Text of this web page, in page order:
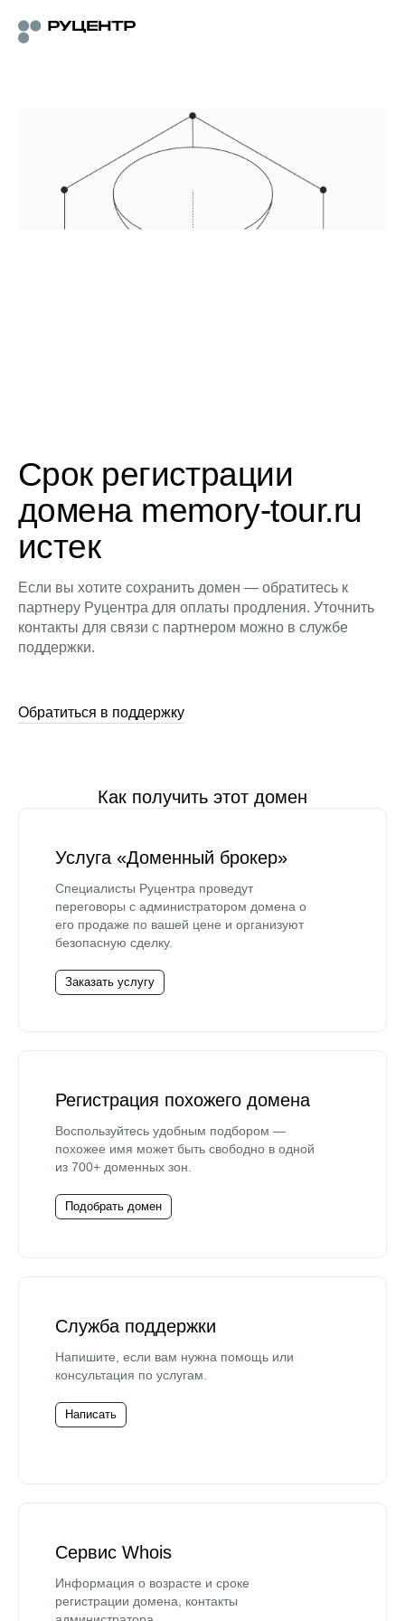
Срок регистрации
домена memory-tour.ru
истек
Если вы хотите сохранить домен — обратитесь к
партнеру Руцентра для оплаты продления. Уточнить
контакты для связи с партнером можно в службе
поддержки.
Обратиться в поддержку
Как получить этот домен
Услуга «Доменный брокер»
Специалисты Руцентра проведут
переговоры с администратором домена о
его продаже по вашей цене и организуют
безопасную сделку.
Заказать услугу
Регистрация похожего домена
Воспользуйтесь удобным подбором —
похожее имя может быть свободно в одной
из 700+ доменных зон.
Подобрать домен
Служба поддержки
Напишите, если вам нужна помощь или
консультация по услугам.
Написать
Сервис Whois
Информация о возрасте и сроке
регистрации домена, контакты